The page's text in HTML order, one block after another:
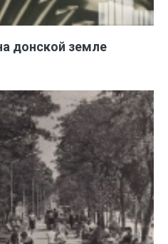
донской земле